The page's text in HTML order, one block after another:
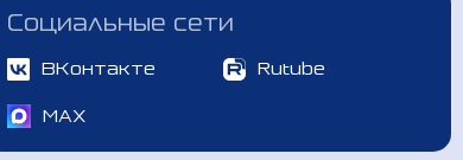
Социальные сети
ВКонтакте Rutube
MAX